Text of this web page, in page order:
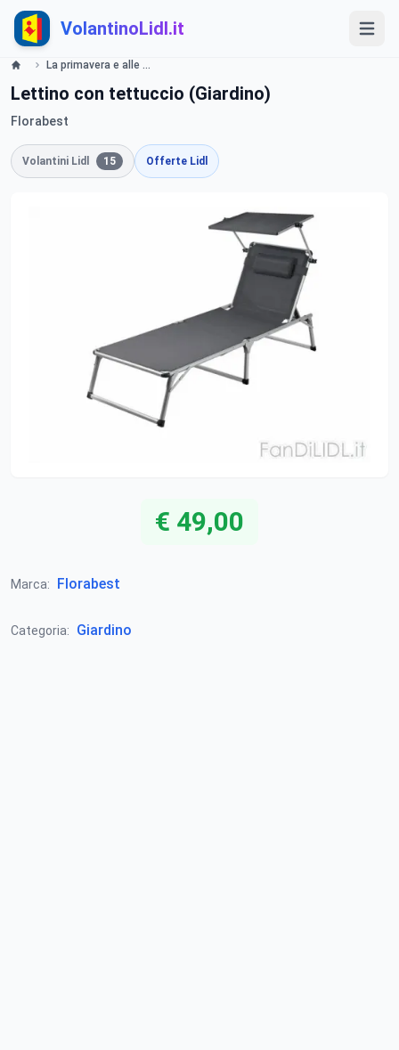
VolantinoLidl.it
La primavera e alle porte - LIDL Ctalogue - Offerte valide dal 08 aprile 2019 Lidl
Lettino con tettuccio (Giardino)
Florabest
Volantini Lidl 15 Offerte Lidl
€ 49,00
Marca: Florabest
Categoria: Giardino